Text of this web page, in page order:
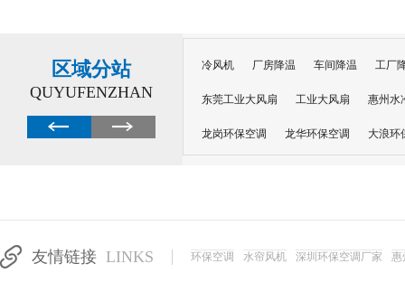
区域分站
QUYUFENZHAN
冷风机 厂房降温 车间降温 工厂
东莞工业大风扇 工业大风扇 惠州水
龙岗环保空调 龙华环保空调 大浪环
友情链接 LINKS 环保空调 水帘风机 深圳环保空调厂家 惠